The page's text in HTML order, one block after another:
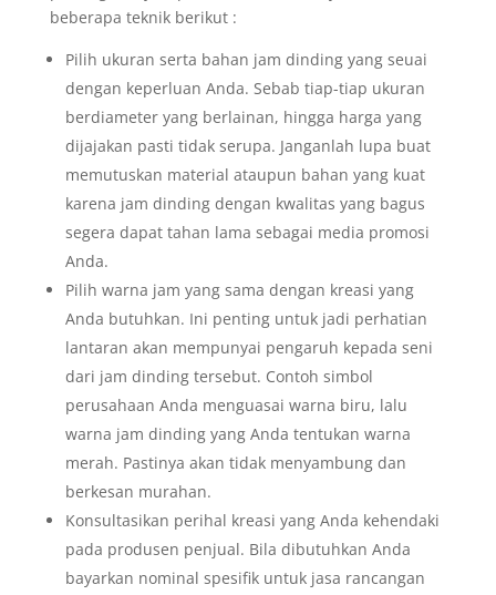
beberapa teknik berikut :
Pilih ukuran serta bahan jam dinding yang seuai
dengan keperluan Anda. Sebab tiap-tiap ukuran
berdiameter yang berlainan, hingga harga yang
dijajakan pasti tidak serupa. Janganlah lupa buat
memutuskan material ataupun bahan yang kuat
karena jam dinding dengan kwalitas yang bagus
segera dapat tahan lama sebagai media promosi
Anda.
Pilih warna jam yang sama dengan kreasi yang
Anda butuhkan. Ini penting untuk jadi perhatian
lantaran akan mempunyai pengaruh kepada seni
dari jam dinding tersebut. Contoh simbol
perusahaan Anda menguasai warna biru, lalu
warna jam dinding yang Anda tentukan warna
merah. Pastinya akan tidak menyambung dan
berkesan murahan.
Konsultasikan perihal kreasi yang Anda kehendaki
pada produsen penjual. Bila dibutuhkan Anda
bayarkan nominal spesifik untuk jasa rancangan